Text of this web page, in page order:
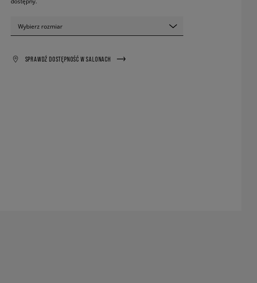
Wybierz rozmiar
SPRAWDŹ DOSTĘPNOŚĆ W SALONACH